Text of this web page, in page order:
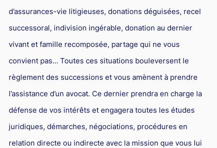
d’assurances-vie litigieuses, donations déguisées, recel
successoral, indivision ingérable, donation au dernier
vivant et famille recomposée, partage qui ne vous
convient pas… Toutes ces situations bouleversent le
règlement des successions et vous amènent à prendre
l’assistance d’un avocat. Ce dernier prendra en charge la
défense de vos intérêts et engagera toutes les études
juridiques, démarches, négociations, procédures en
relation directe ou indirecte avec la mission que vous lui